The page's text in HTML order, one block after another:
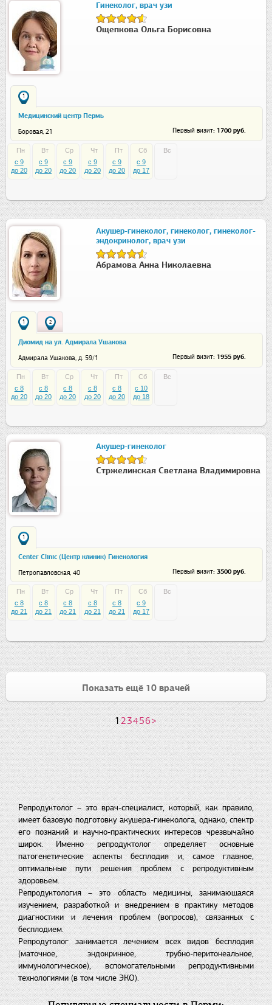
Гинеколог, врач узи
Ощепкова Ольга Борисовна
1
Медицинский центр Пермь
Боровая, 21 Первый визит: 1700 руб.
Пн
c 9
до 20
Вт
c 9
до 20
Ср
c 9
до 20
Чт
c 9
до 20
Пт
c 9
до 20
Сб
c 9
до 17
Вс
Акушер-гинеколог, гинеколог, гинеколог-
эндокринолог, врач узи
Абрамова Анна Николаевна
1 2
Диомид на ул. Адмирала Ушакова
Адмирала Ушакова, д. 59/1 Первый визит: 1955 руб.
Пн
c 8
до 20
Вт
c 8
до 20
Ср
c 8
до 20
Чт
c 8
до 20
Пт
c 8
до 20
Сб
c 10
до 18
Вс
Акушер-гинеколог
Стржелинская Светлана Владимировна
1
Center Clinic (Центр клиник) Гинекология
Петропавловская, 40 Первый визит: 3500 руб.
Пн
c 8
до 21
Вт
c 8
до 21
Ср
c 8
до 21
Чт
c 8
до 21
Пт
c 8
до 21
Сб
c 9
до 17
Вс
Показать ещё 10 врачей
123456>
Репродуктолог – это врач-специалист, который, как правило,
имеет базовую подготовку акушера-гинеколога, однако, спектр
его познаний и научно-практических интересов чрезвычайно
широк. Именно репродуктолог определяет основные
патогенетические аспекты бесплодия и, самое главное,
оптимальные пути решения проблем с репродуктивным
здоровьем.
Репродуктология – это область медицины, занимающаяся
изучением, разработкой и внедрением в практику методов
диагностики и лечения проблем (вопросов), связанных с
бесплодием.
Репродутолог занимается лечением всех видов бесплодия
(маточное, эндокринное, трубно-перитонеальное,
иммунологическое), вспомогательными репродуктивными
технологиями (в том числе ЭКО).